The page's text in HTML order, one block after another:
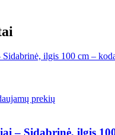
prekių
– Sidabrinė, ilgis